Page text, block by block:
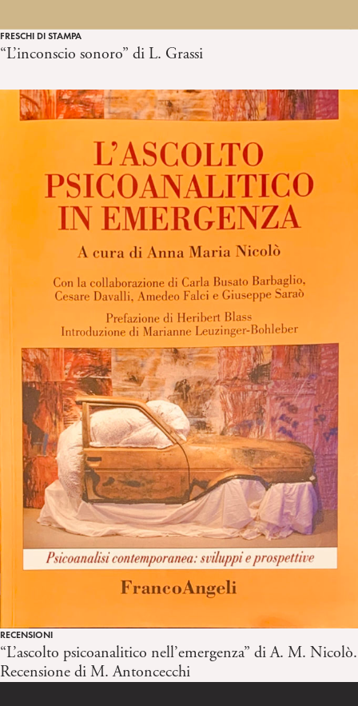
FRESCHI DI STAMPA
“L’inconscio sonoro” di L. Grassi
RECENSIONI
“L’ascolto psicoanalitico nell’emergenza” di A. M. Nicolò.
Recensione di M. Antoncecchi